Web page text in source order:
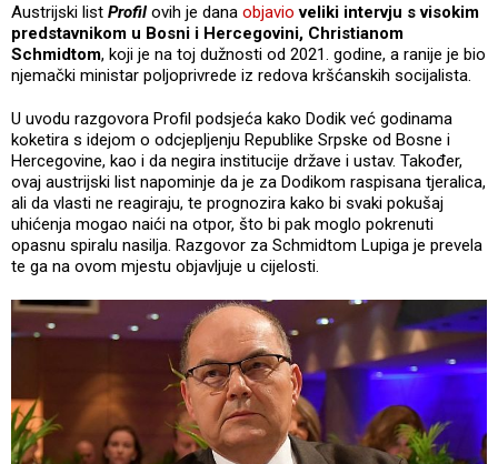
Austrijski list Profil ovih je dana objavio veliki intervju s visokim
predstavnikom u Bosni i Hercegovini, Christianom
Schmidtom, koji je na toj dužnosti od 2021. godine, a ranije je bio
njemački ministar poljoprivrede iz redova kršćanskih socijalista.
U uvodu razgovora Profil podsjeća kako Dodik već godinama
koketira s idejom o odcjepljenju Republike Srpske od Bosne i
Hercegovine, kao i da negira institucije države i ustav. Također,
ovaj austrijski list napominje da je za Dodikom raspisana tjeralica,
ali da vlasti ne reagiraju, te prognozira kako bi svaki pokušaj
uhićenja mogao naići na otpor, što bi pak moglo pokrenuti
opasnu spiralu nasilja. Razgovor za Schmidtom Lupiga je prevela
te ga na ovom mjestu objavljuje u cijelosti.